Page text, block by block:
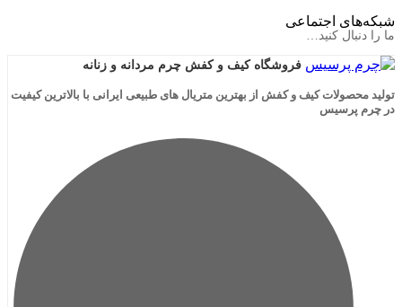
اجتماعی
کنید…
فروشگاه کیف و کفش چرم مردانه و زنانه
کیف و کفش از بهترین متریال های طبیعی ایرانی با بالاترین کیفیت